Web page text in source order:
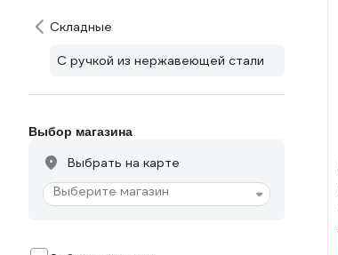
Складные
С ручкой из нержавеющей стали
Выбор магазина
Выбрать на карте
Выберите магазин